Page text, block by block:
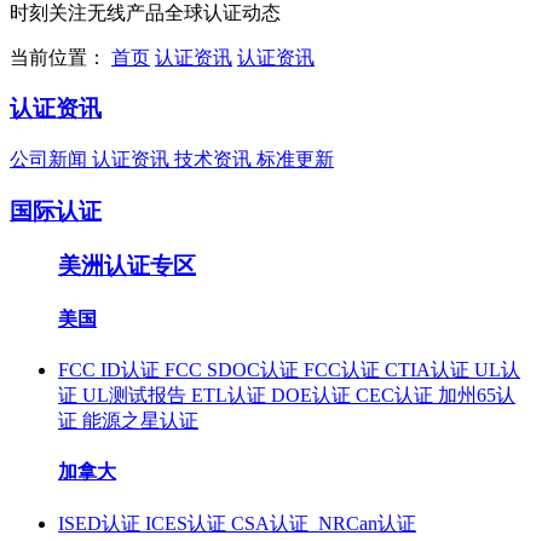
时刻关注无线产品全球认证动态
当前位置： 首页 认证资讯 认证资讯
认证资讯
公司新闻 认证资讯 技术资讯 标准更新
国际认证
美洲认证专区
美国
FCC ID认证 FCC SDOC认证 FCC认证 CTIA认证 UL认
证 UL测试报告 ETL认证 DOE认证 CEC认证 加州65认
证 能源之星认证
加拿大
ISED认证 ICES认证 CSA认证 NRCan认证